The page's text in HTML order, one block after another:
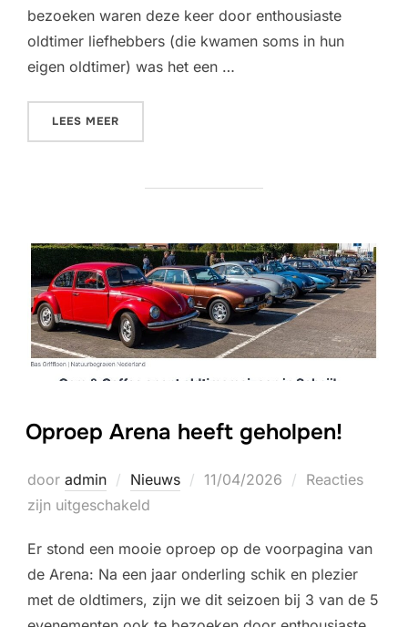
bezoeken waren deze keer door enthousiaste
oldtimer liefhebbers (die kwamen soms in hun
eigen oldtimer) was het een …
LEES MEER
Oproep Arena heeft geholpen!
door admin Nieuws
Geplaatst
11/04/2026
Reacties
zijn uitgeschakeld
Er stond een mooie oproep op de voorpagina van
de Arena: Na een jaar onderling schik en plezier
met de oldtimers, zijn we dit seizoen bij 3 van de 5